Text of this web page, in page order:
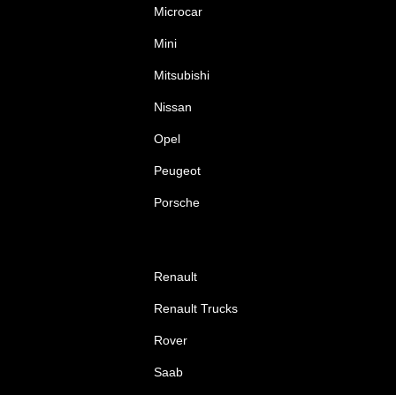
Microcar
Mini
Mitsubishi
Nissan
Opel
Peugeot
Porsche
Renault
Renault Trucks
Rover
Saab